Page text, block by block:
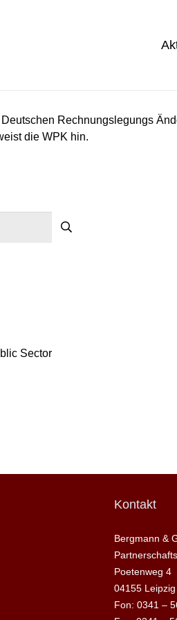
Rechnungslegungs
die WPK hin.
Sector
Kontakt
Bergmann &
Poetenweg 4
04155 Leipzig
Fon: 0341 –